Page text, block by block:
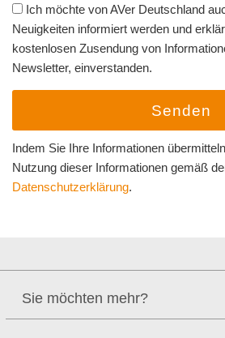
Ich möchte von AVer Deutschland
Neuigkeiten informiert werden und
kostenlosen Zusendung von
Newsletter, einverstanden.
Senden
Indem Sie Ihre Informationen
Nutzung dieser Informationen gemäß
Datenschutzerklärung.
Sie möchten mehr?